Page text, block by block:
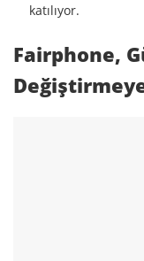
katılıyor.
Fairphone,